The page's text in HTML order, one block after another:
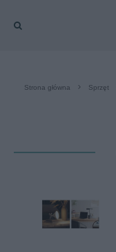
Strona główna Sprzęt